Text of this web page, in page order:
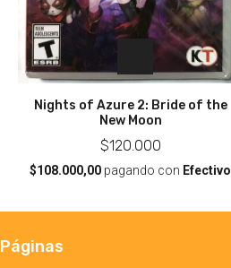
Nights of Azure 2: Bride of the
New Moon
$120.000
$108.000,00 pagando con Efectivo
Páginas